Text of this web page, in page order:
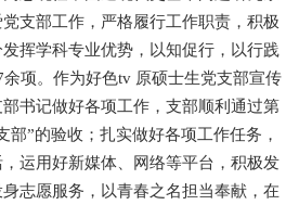
支部工作，严格履行工作职责，积极
挥学科专业优势，以知促行，以行践
项。作为好色tv 原硕士生党支部宣传
书记做好各项工作，支部顺利通过第
部”的验收；扎实做好各项工作任务，
运用好新媒体、网络等平台，积极发
志愿服务，以青春之名担当奉献，在